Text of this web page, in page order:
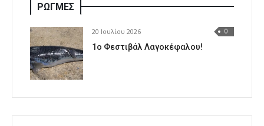
ΡΩΓΜΕΣ
20 Ιουλίου 2026 0
1o Φεστιβάλ Λαγοκέφαλου!